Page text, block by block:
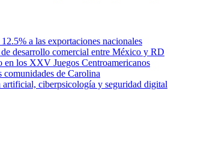
a las exportaciones nacionales
desarrollo comercial entre México y RD
los XXV Juegos Centroamericanos
comunidades de Carolina
ciberpsicología y seguridad digital